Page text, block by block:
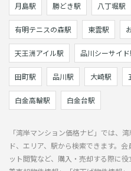
月島駅 勝どき駅 八丁堀駅
有明テニスの森駅 東雲駅
天王洲アイル駅 品川シーサイド
田町駅 品川駅 大崎駅
白金高輪駅 白金台駅
「湾岸マンション価格ナビ」では、
ド、エリア、駅から検索できます。
ット閲覧など、購入・売却する際に